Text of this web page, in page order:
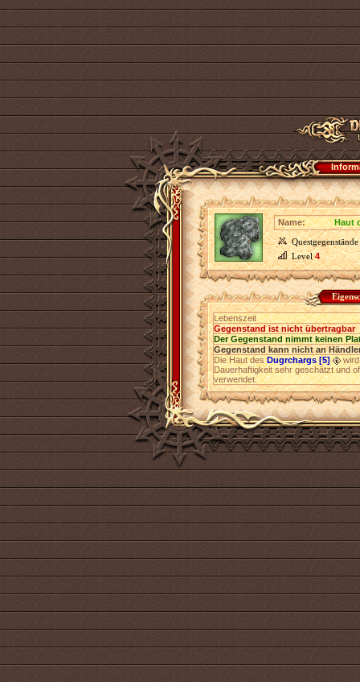
Name:
Haut
Questgegenstände
Level4
Lebenszeit
Gegenstand ist nicht übertragbar
Der Gegenstand nimmt keinen
Gegenstand kann nicht an
Die Haut desDugrchargs [5]
wird
Dauerhaftigkeit sehr geschätzt und
verwendet.